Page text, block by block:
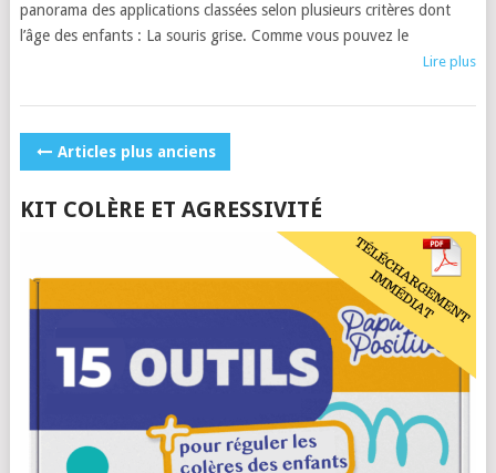
panorama des applications classées selon plusieurs critères dont
l’âge des enfants : La souris grise. Comme vous pouvez le
Lire plus
POSTS
Articles plus anciens
KIT COLÈRE ET AGRESSIVITÉ